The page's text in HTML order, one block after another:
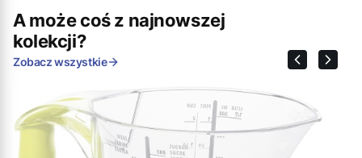
A może coś z najnowszej
kolekcji?
Zobacz wszystkie